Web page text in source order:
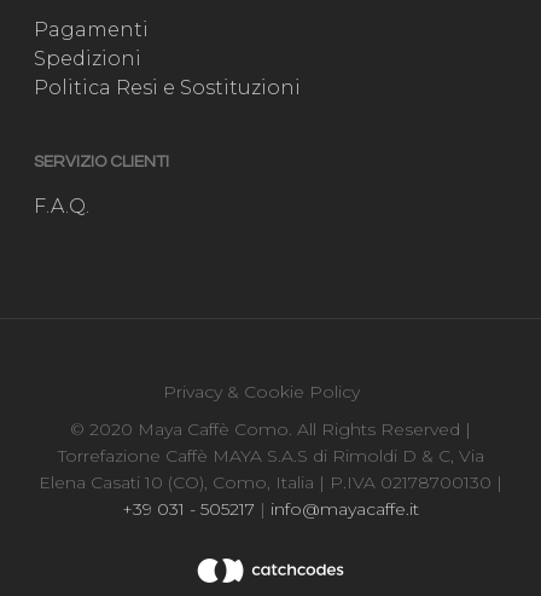
Pagamenti
Spedizioni
Politica Resi e Sostituzioni
SERVIZIO CLIENTI
F.A.Q.
Privacy & Cookie Policy
© 2020 Maya Caffè Como. All Rights Reserved |
Torrefazione Caffè MAYA S.A.S di Rimoldi D & C, Via
Elena Casati 10 (CO), Como, Italia | P.IVA 02178700130 |
+39 031 - 505217 | info@mayacaffe.it